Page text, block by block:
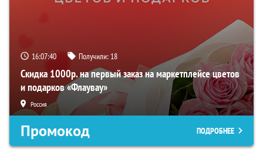
16:07:38 Получили: 18
Скидка 1000р. на первый заказ на маркетплейсе цветов
и подарков «Флаувау»
Россия
Промокод ПОДРОБНЕЕ